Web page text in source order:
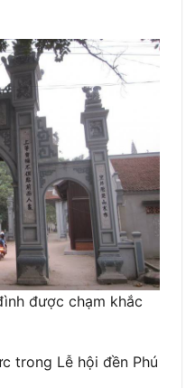
được chạm khắc
trong Lễ hội đền Phú